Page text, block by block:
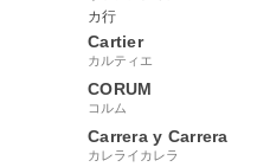
カ行
Cartier
カルティエ
CORUM
コルム
Carrera y Carrera
カレライカレラ